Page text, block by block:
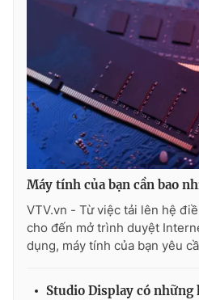
Máy tính của bạn cần bao
VTV.vn - Từ việc tải lên hệ
cho đến mở trình duyệt
dụng, máy tính của bạn yêu
Studio Display có những